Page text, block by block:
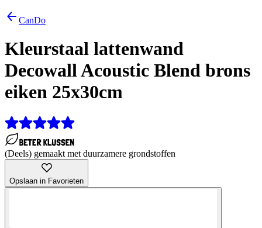
CanDo
Kleurstaal lattenwand
Decowall Acoustic Blend brons
eiken 25x30cm
(Deels) gemaakt met duurzamere grondstoffen
Opslaan in Favorieten